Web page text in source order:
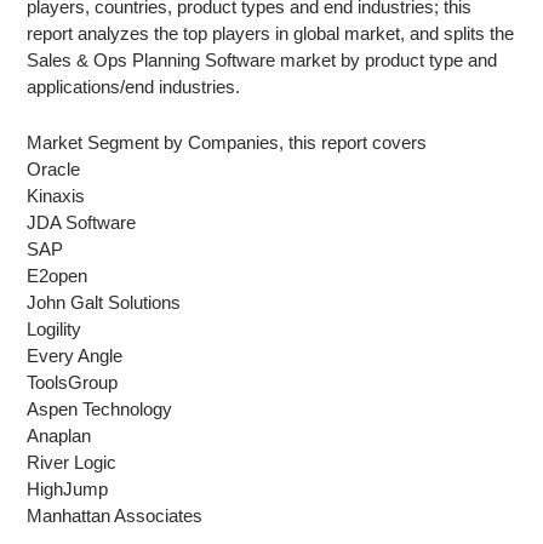
players, countries, product types and end industries; this
report analyzes the top players in global market, and splits the
Sales & Ops Planning Software market by product type and
applications/end industries.
Market Segment by Companies, this report covers
Oracle
Kinaxis
JDA Software
SAP
E2open
John Galt Solutions
Logility
Every Angle
ToolsGroup
Aspen Technology
Anaplan
River Logic
HighJump
Manhattan Associates